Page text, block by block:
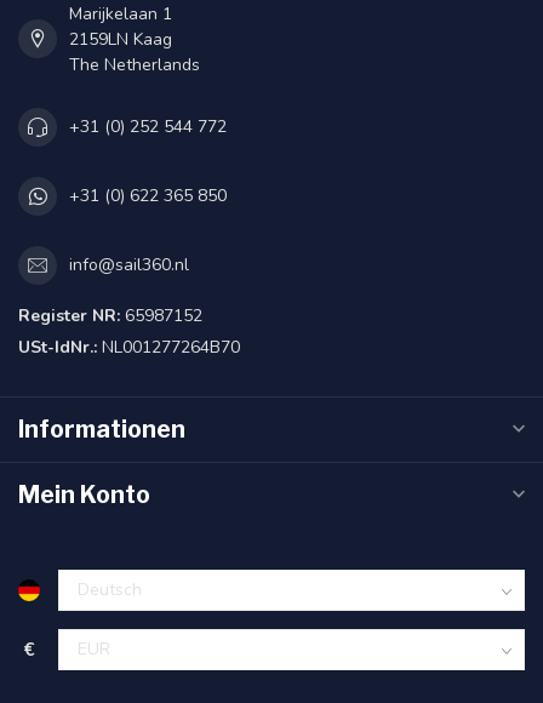
Marijkelaan 1
2159LN Kaag
The Netherlands
+31 (0) 252 544 772
+31 (0) 622 365 850
info@sail360.nl
Register NR: 65987152
USt-IdNr.: NL001277264B70
Informationen
Mein Konto
€